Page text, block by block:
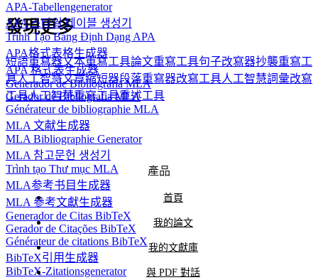
APA-Tabellengenerator
APA 스타일 테이블 생성기
Trình Tạo Bảng Định Dạng APA
APA格式表格生成器
APA 格式表生成器
Generador de Bibliografía MLA
Gerador de Bibliografia MLA
Générateur de bibliographie MLA
MLA 文献生成器
MLA Bibliographie Generator
MLA 참고문헌 생성기
Trình tạo Thư mục MLA
MLA参考书目生成器
MLA 參考文獻生成器
Generador de Citas BibTeX
Gerador de Citações BibTeX
Générateur de citations BibTeX
BibTeX引用生成器
BibTeX-Zitationsgenerator
發現更多
短語重寫器文本重寫工具論文重寫工具句子改寫器抄襲重寫工
具人工智慧文章縮短器段落重寫器改寫工具人工智慧詞彙改寫
工具人工智慧重寫工具重述工具
產品
首頁
我的論文
我的文獻庫
與 PDF 對話